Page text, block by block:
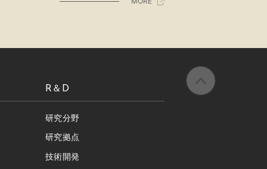
R＆D
研究分野
研究拠点
技術開発